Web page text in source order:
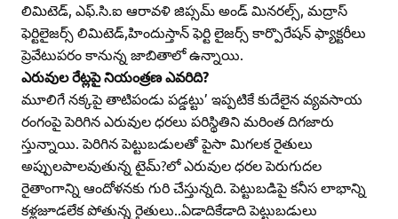
లిమిటెడ్‌, ఎఫ్‌.సి.ఐ ఆరావళి జిప్సమ్‌ అండ్‌ మినరల్స్‌, మద్రాస్‌
ఫెర్టిలైజర్స్‌ లిమిటెడ్‌,హిందుస్తాన్‌ ఫెర్టి లైజర్స్‌ కార్పొరేషన్‌ ఫ్యాక్టరీలు
ప్రెవేటుపరం కానున్న జాబితాలో ఉన్నాయి.
ఎరువుల రేట్లపై నియంత్రణ ఎవరిది?
మూలిగే నక్కపై తాటిపండు పడ్డట్టు’ ఇప్పటికే కుదేలైన వ్యవసాయ
రంగంపై పెరిగిన ఎరువుల ధరలు పరిస్థితిని మరింత దిగజారు
స్తున్నాయి. పెరిగిన పెట్టుబడులతో పైసా మిగలక రైతులు
అప్పులపాలవుతున్న టైమ్‌?లో ఎరువుల ధరల పెరుగుదల
రైతాంగాన్ని ఆందోళనకు గురి చేస్తున్నది. పెట్టుబడిపై కనీస లాభాన్ని
కళ్లజూడలేక పోతున్న రైతులు..ఏడాదికేడాది పెట్టుబడులు